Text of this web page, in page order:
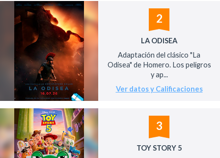
2
LA ODISEA
Adaptación del clásico "La
Odisea" de Homero. Los peligros
y ap...
Ver datos y Calificaciones
3
TOY STORY 5